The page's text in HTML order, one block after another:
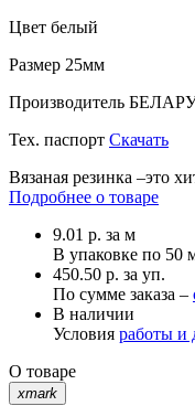
Цвет белый
Размер 25мм
Производитель
Тех. паспорт Скачать
Вязаная резинка –это
Подробнее о товаре
9.01 р. за м
В упаковке по 50
450.50 р. за уп.
По сумме заказа –
В наличии
Условия работы и
О товаре
xmark